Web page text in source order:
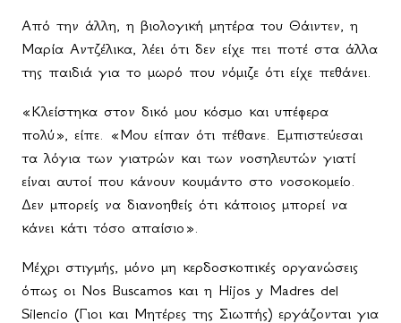
Από την άλλη, η βιολογική μητέρα του Θάιντεν, η
Μαρία Αντζέλικα, λέει ότι δεν είχε πει ποτέ στα άλλα
της παιδιά για το μωρό που νόμιζε ότι είχε πεθάνει.
«Κλείστηκα στον δικό μου κόσμο και υπέφερα
πολύ», είπε. «Μου είπαν ότι πέθανε. Εμπιστεύεσαι
τα λόγια των γιατρών και των νοσηλευτών γιατί
είναι αυτοί που κάνουν κουμάντο στο νοσοκομείο.
Δεν μπορείς να διανοηθείς ότι κάποιος μπορεί να
κάνει κάτι τόσο απαίσιο».
Μέχρι στιγμής, μόνο μη κερδοσκοπικές οργανώσεις
όπως οι Nos Buscamos και η Hijos y Madres del
Silencio (Γιοι και Μητέρες της Σιωπής) εργάζονται για